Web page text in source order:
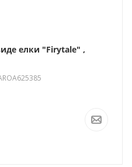
елки "Firytale" ,